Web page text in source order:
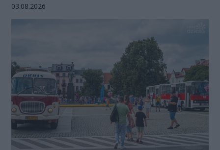
Data dodania galerii:
03.08.2026